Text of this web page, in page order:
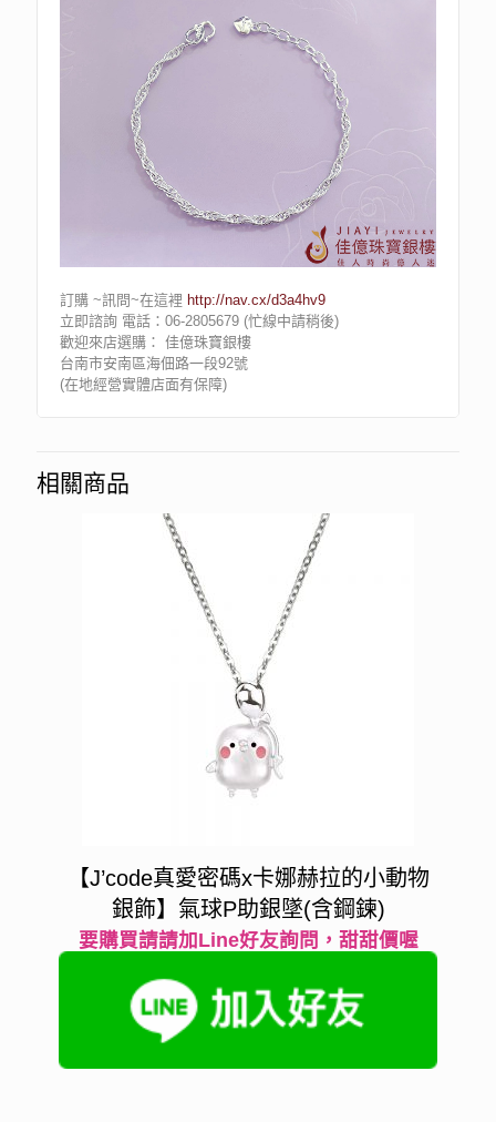
訂購 ~訊問~在這裡 http://nav.cx/d3a4hv9
立即諮詢 電話：06-2805679 (忙線中請稍後)
歡迎來店選購： 佳億珠寶銀樓
台南市安南區海佃路一段92號
(在地經營實體店面有保障)
相關商品
【J’code真愛密碼x卡娜赫拉的小動物
銀飾】氣球P助銀墜(含鋼鍊)
要購買請請加Line好友詢問，甜甜價喔